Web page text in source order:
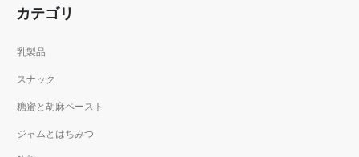
カテゴリ
乳製品
スナック
糖蜜と胡麻ペースト
ジャムとはちみつ